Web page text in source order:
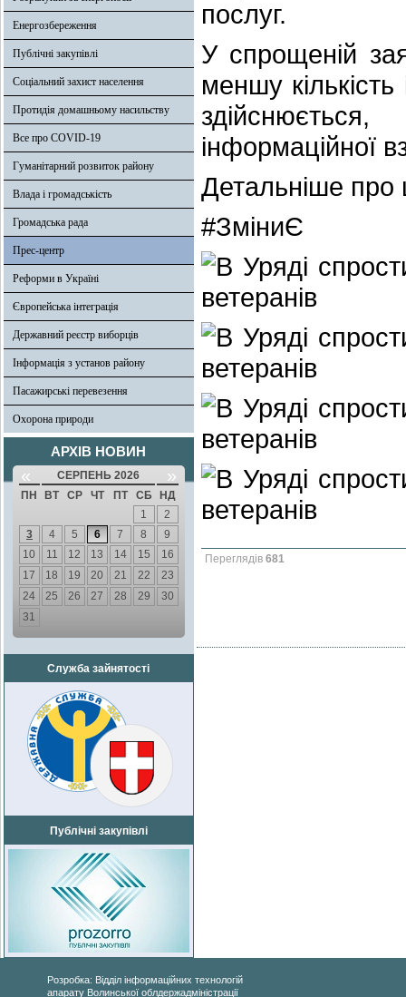
Енергозбереження
Публічні закупівлі
Соціальний захист населення
Протидія домашньому насильству
Все про COVID-19
Гуманітарний розвиток району
Влада і громадськість
Громадська рада
Прес-центр
Реформи в Україні
Європейська інтеграція
Державний реєстр виборців
Інформація з установ району
Пасажирські перевезення
Охорона природи
АРХІВ НОВИН
« СЕРПЕНЬ 2026 »
ПН ВТ СР ЧТ ПТ СБ
НД
1
2
3
4 5 6 7 8
9
10
11 12 13 14 15
16
17
18 19 20 21 22
23
24
25 26 27 28 29
30
31
Служба зайнятості
Публічні закупівлі
послуг.
У спрощеній
меншу
інформаційної
Детальніше про
#ЗміниЄ
Переглядів 681
Розробка: Відділ інформаційних технологій
апарату Волинської облдержадміністрації